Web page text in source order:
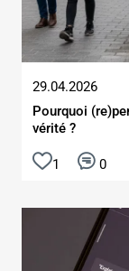
29.04.2026
Pourquoi
vérité ?
1 0